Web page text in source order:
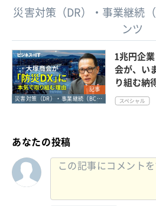
災害対策（DR）・事業継続
ンツ
記事
災害対策（DR）・事業継続（BCP）
1兆円企
会が、い
り組む納
あなたの投稿